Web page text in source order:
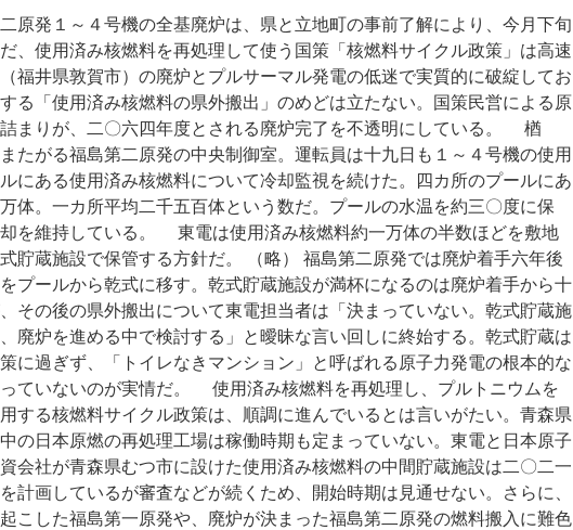
原発１～４号機の全基廃炉は、県と立地町の事前了解により、今月下旬
、使用済み核燃料を再処理して使う国策「核燃料サイクル政策」は高速
福井県敦賀市）の廃炉とプルサーマル発電の低迷で実質的に破綻してお
る「使用済み核燃料の県外搬出」のめどは立たない。国策民営による原
まりが、二〇六四年度とされる廃炉完了を不透明にしている。 楢
たがる福島第二原発の中央制御室。運転員は十九日も１～４号機の使用
にある使用済み核燃料について冷却監視を続けた。四カ所のプールにあ
体。一カ所平均二千五百体という数だ。プールの水温を約三〇度に保
を維持している。 東電は使用済み核燃料約一万体の半数ほどを敷地
貯蔵施設で保管する方針だ。 （略） 福島第二原発では廃炉着手六年後
プールから乾式に移す。乾式貯蔵施設が満杯になるのは廃炉着手から十
その後の県外搬出について東電担当者は「決まっていない。乾式貯蔵施
廃炉を進める中で検討する」と曖昧な言い回しに終始する。乾式貯蔵は
に過ぎず、「トイレなきマンション」と呼ばれる原子力発電の根本的な
ていないのが実情だ。 使用済み核燃料を再処理し、プルトニウムを
する核燃料サイクル政策は、順調に進んでいるとは言いがたい。青森県
の日本原燃の再処理工場は稼働時期も定まっていない。東電と日本原子
会社が青森県むつ市に設けた使用済み核燃料の中間貯蔵施設は二〇二一
計画しているが審査などが続くため、開始時期は見通せない。さらに、
こした福島第一原発や、廃炉が決まった福島第二原発の燃料搬入に難色